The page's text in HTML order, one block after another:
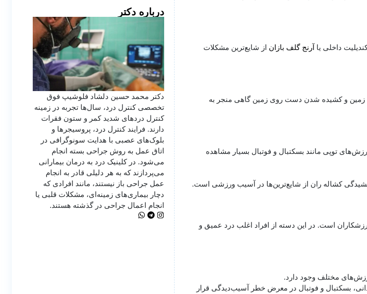
داخلی یا آرنج گلف بازان از شایع‌ترین مشکلات
و کشیده شدن دست روی زمین گاهی منجر به
توپی مانند بسکتبال و فوتبال بسیار مشاهده
کشاله ران از شایع‌ترین‌ها در آسیب ورزشی است.
است. در این دسته از افراد اغلب درد عمیق و
مختلف وجود دارد.
بسکتبال و فوتبال در معرض خطر آسیب‌دیدگی قرار
درباره دکتر
دکتر محمد حسین دلشاد فلوشیپ فوق
تخصصی کنترل درد، سال‌ها تجربه در زمینه
کنترل دردهای شدید کمر و ستون فقرات
دارند. فرایند کنترل درد، پروسیجرها و
بلوک‌های عصبی با هدایت سونوگرافی در
اتاق عمل به روش جراحی بسته انجام
می‌شود. در کلینیک درد به درمان‌ بیمارانی
می‌پردازند که به هر دلیلی قادر به انجام
عمل جراحی باز نیستند، مانند افرادی که
دچار بیماری‌های زمینه‌ای، مشکلات قلبی یا
انجام اعمال جراحی در گذشته هستند.